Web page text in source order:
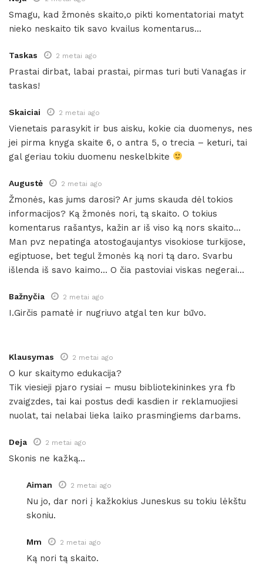
Smagu, kad žmonės skaito,o pikti komentatoriai matyt
nieko neskaito tik savo kvailus komentarus…
Taskas 2 metai ago
Prastai dirbat, labai prastai, pirmas turi buti Vanagas ir
taskas!
Skaiciai 2 metai ago
Vienetais parasykit ir bus aisku, kokie cia duomenys, nes
jei pirma knyga skaite 6, o antra 5, o trecia – keturi, tai
gal geriau tokiu duomenu neskelbkite
Augustė 2 metai ago
Žmonės, kas jums darosi? Ar jums skauda dėl tokios
informacijos? Ką žmonės nori, tą skaito. O tokius
komentarus rašantys, kažin ar iš viso ką nors skaito…
Man pvz nepatinga atostogaujantys visokiose turkijose,
egiptuose, bet tegul žmonės ką nori tą daro. Svarbu
išlenda iš savo kaimo… O čia pastoviai viskas negerai…
Bažnyčia 2 metai ago
I.Girčis pamatė ir nugriuvo atgal ten kur būvo.
Klausymas 2 metai ago
O kur skaitymo edukacija?
Tik viesieji pjaro rysiai – musu bibliotekininkes yra fb
zvaigzdes, tai kai postus dedi kasdien ir reklamuojiesi
nuolat, tai nelabai lieka laiko prasmingiems darbams.
Deja 2 metai ago
Skonis ne kažką…
Aiman 2 metai ago
Nu jo, dar nori į kažkokius Juneskus su tokiu lėkštu
skoniu.
Mm 2 metai ago
Ką nori tą skaito.